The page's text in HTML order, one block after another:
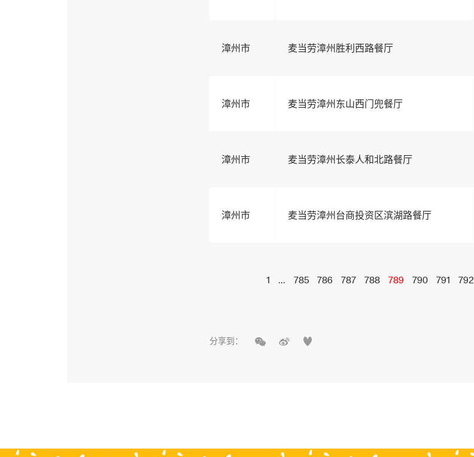
漳州市 麦当劳漳州胜利西路餐厅
漳州市 麦当劳漳州东山西门兜餐厅
漳州市 麦当劳漳州长泰人和北路餐厅
漳州市 麦当劳漳州台商投资区滨湖路餐厅
1 ... 785 786 787 788 789 790 791 792
分享到：   